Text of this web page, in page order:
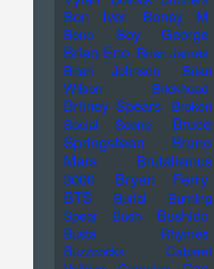
Bon Iver Boney M
Bono Boy George
Brian Eno Brian James
Brian Johnson
Brian
Wilson
Brickhead
Britney Spears
Broken
Social Scene
Bruce
Springsteen
Bruno
Mars
Brutalismus
3000
Bryan Ferry
BTS
Burial
Burning
Spear
Bush Bushido
Busta Rhymes
Buzzcocks
Cabaret